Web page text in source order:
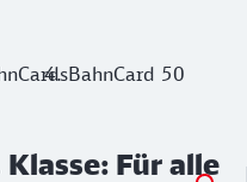
Für alle
BahnCard 50
Für alle